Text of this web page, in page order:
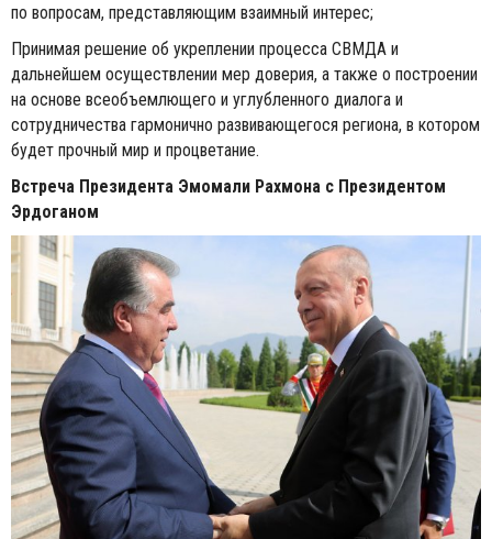
по вопросам, представляющим взаимный интерес;
Принимая решение об укреплении процесса СВМДА и
дальнейшем осуществлении мер доверия, а также о построении
на основе всеобъемлющего и углубленного диалога и
сотрудничества гармонично развивающегося региона, в котором
будет прочный мир и процветание.
Встреча Президента Эмомали Рахмона с Президентом
Эрдоганом